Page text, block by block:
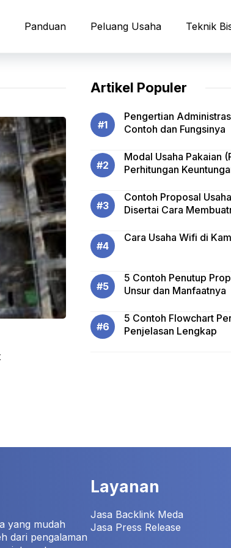
Panduan Peluang Usaha Teknik
Artikel Populer
Pengertian
Contoh dan Fungsinya
Modal Usaha Pakaian
Perhitungan
Contoh Proposal
Disertai Cara
Cara Usaha Wifi di
5 Contoh Penutup
Unsur dan Manfaatnya
5 Contoh Flowchart
Penjelasan Lengkap
yang mudah
dari pengalaman
Layanan
Jasa Backlink Meda
Jasa Press Release